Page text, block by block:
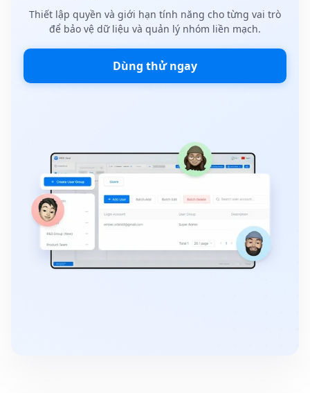
Thiết lập quyền và giới hạn tính năng cho từng vai trò
để bảo vệ dữ liệu và quản lý nhóm liền mạch.
Dùng thử ngay